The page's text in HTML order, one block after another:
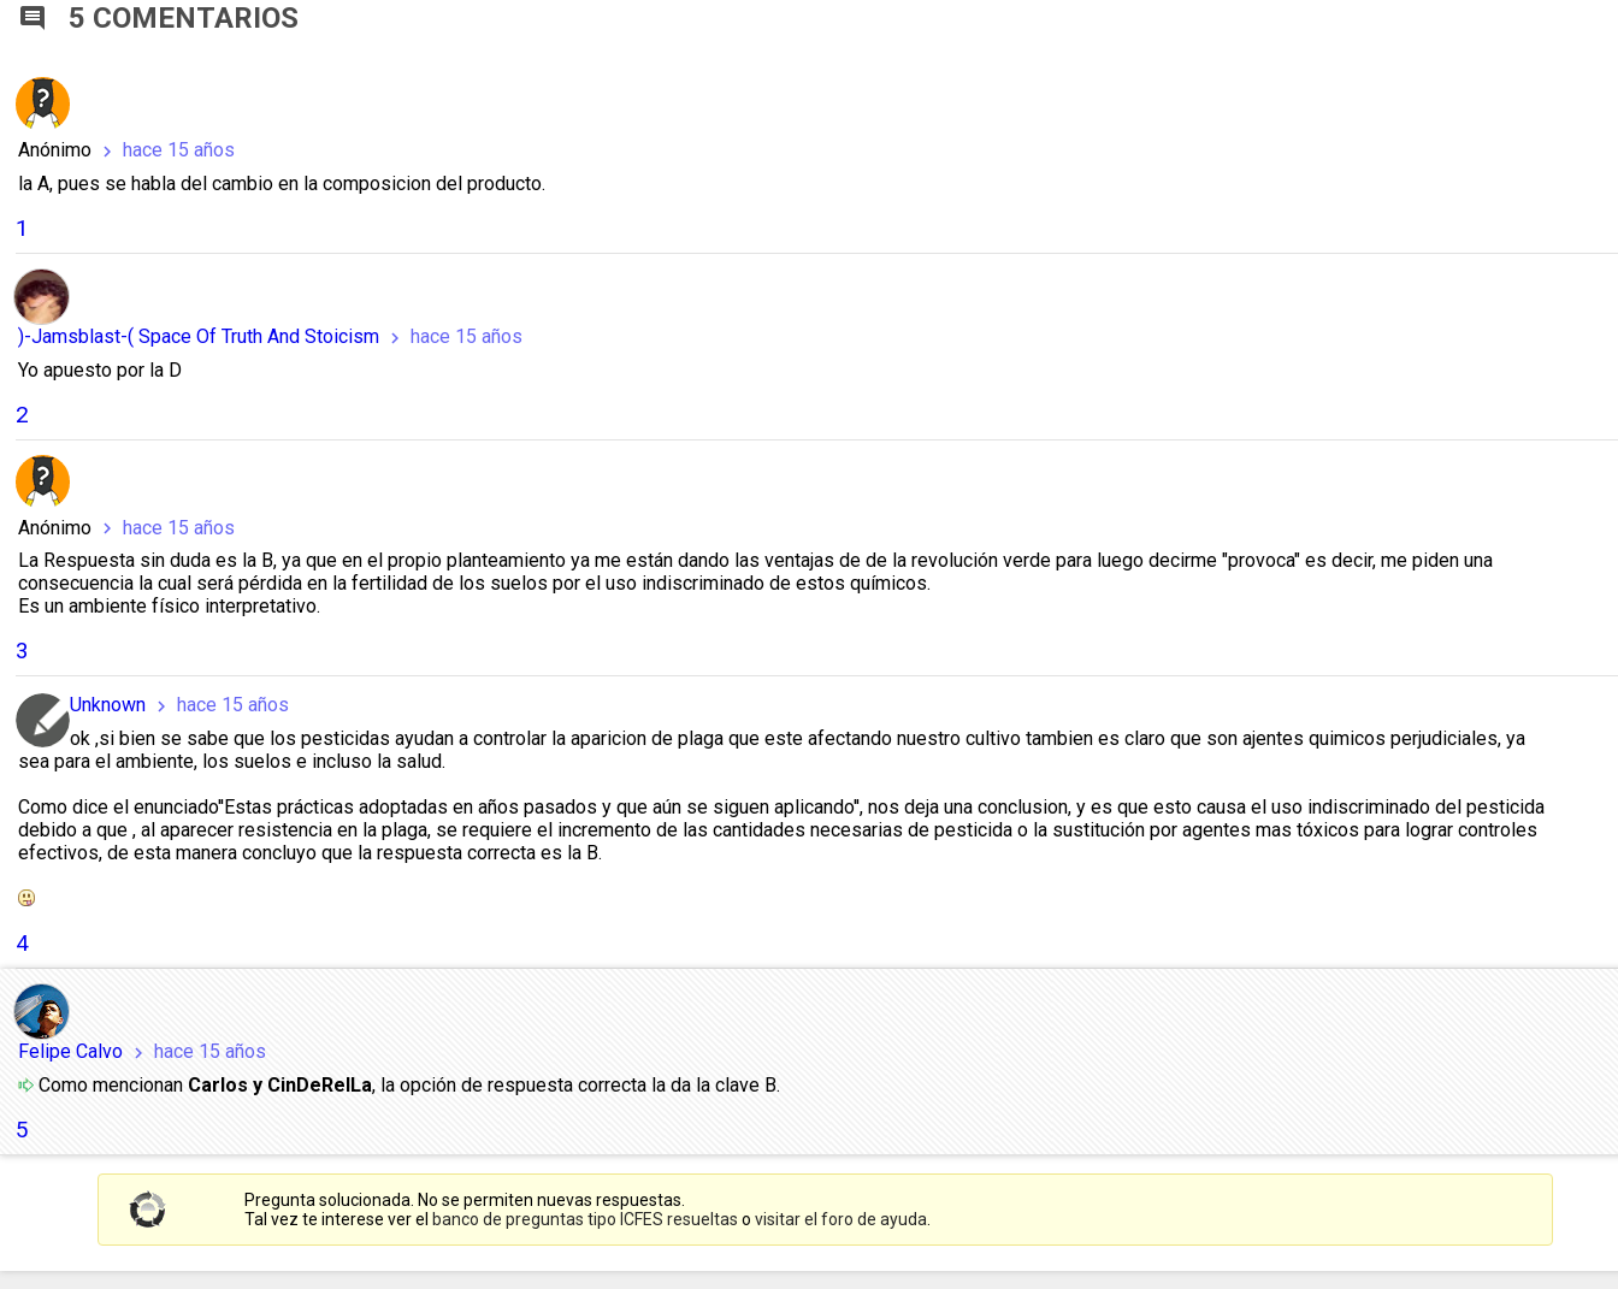
comment 5 COMENTARIOS
Anónimo chevron_right hace 15 años
la A, pues se habla del cambio en la composicion del producto.
1
)-Jamsblast-( Space Of Truth And Stoicism chevron_right hace 15 años
Yo apuesto por la D
2
Anónimo chevron_right hace 15 años
La Respuesta sin duda es la B, ya que en el propio planteamiento ya me están dando las ventajas de de la revolución verde para luego decirme "provoca" es decir, me piden una
consecuencia la cual será pérdida en la fertilidad de los suelos por el uso indiscriminado de estos químicos.
Es un ambiente físico interpretativo.
3
Unknown chevron_right
hace 15 años
ok ,si bien se sabe que los pesticidas ayudan a controlar la aparicion de plaga que este afectando nuestro cultivo tambien es claro que son ajentes quimicos perjudiciales, ya
sea para el ambiente, los suelos e incluso la salud.
Como dice el enunciado''Estas prácticas adoptadas en años pasados y que aún se siguen aplicando'', nos deja una conclusion, y es que esto causa el uso indiscriminado del pesticida
debido a que , al aparecer resistencia en la plaga, se requiere el incremento de las cantidades necesarias de pesticida o la sustitución por agentes mas tóxicos para lograr controles
efectivos, de esta manera concluyo que la respuesta correcta es la B.
4
Felipe Calvo chevron_right hace 15 años
Como mencionan Carlos y CinDeRelLa, la opción de respuesta correcta la da la clave B.
5
Pregunta solucionada. No se permiten nuevas respuestas.
Tal vez te interese ver el banco de preguntas tipo ICFES resueltas o visitar el foro de ayuda